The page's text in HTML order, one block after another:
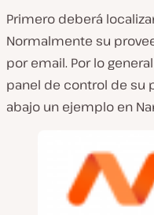
Primero deberá
Normalmente su
por email. Por lo
panel de control de su
abajo un ejemplo en